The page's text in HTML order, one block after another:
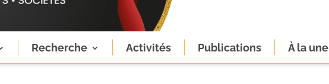
Recherche Activités Publications À la une